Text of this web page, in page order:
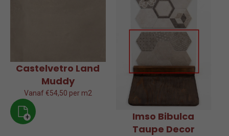
Castelvetro Land
Muddy
Vanaf €54,50 per m2
+
Imso Bibulca
Taupe Decor